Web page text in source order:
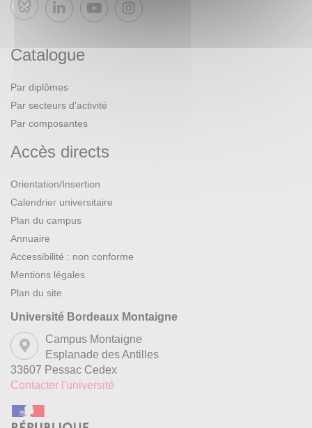
Bluesky
Catalogue
Par diplômes
Par secteurs d’activité
Par composantes
Accès directs
Orientation/Insertion
Calendrier universitaire
Plan du campus
Annuaire
Accessibilité : non conforme
Mentions légales
Plan du site
Université Bordeaux Montaigne
Campus Montaigne
Esplanade des Antilles
33607 Pessac Cedex
Contacter l'université